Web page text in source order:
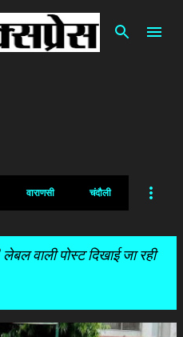
पर जाएं
वाराणसी चंदौली
लेबल वाली पोस्ट दिखाई जा रही